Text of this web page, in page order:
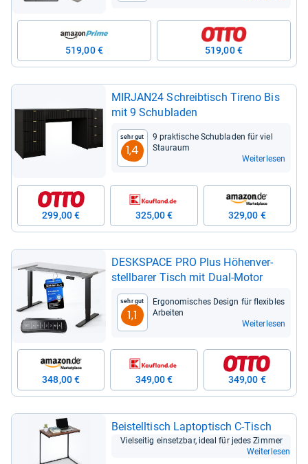
519,00 € 519,00 €
MIR­JAN24 Schreib­tisch Tireno Bis
mit 9 Schub­la­den
Sehr gut
1,4
9 prak­ti­sche Schub­la­den für viel
Stau­raum
Weiterlesen
299,00 € 325,00 € 329,00 €
DESKSPACE PRO Plus Höhen­ver­
stell­ba­rer Tisch mit Dual-​Motor
Sehr gut
1,1
Ergo­no­mi­sches Design für fle­xibles
Arbei­ten
Weiterlesen
348,00 € 349,00 € 349,00 €
Bei­stell­tisch Lapt­op­tisch C-​Tisch
Viel­sei­tig ein­setz­bar, ideal für jedes Zim­mer
Weiterlesen